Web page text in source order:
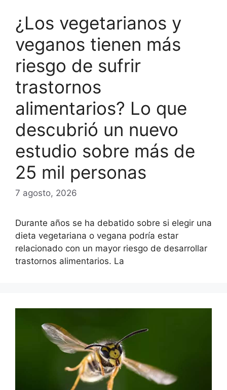
¿Los vegetarianos y
veganos tienen más
riesgo de sufrir
trastornos
alimentarios? Lo que
descubrió un nuevo
estudio sobre más de
25 mil personas
7 agosto, 2026
Durante años se ha debatido sobre si elegir una
dieta vegetariana o vegana podría estar
relacionado con un mayor riesgo de desarrollar
trastornos alimentarios. La